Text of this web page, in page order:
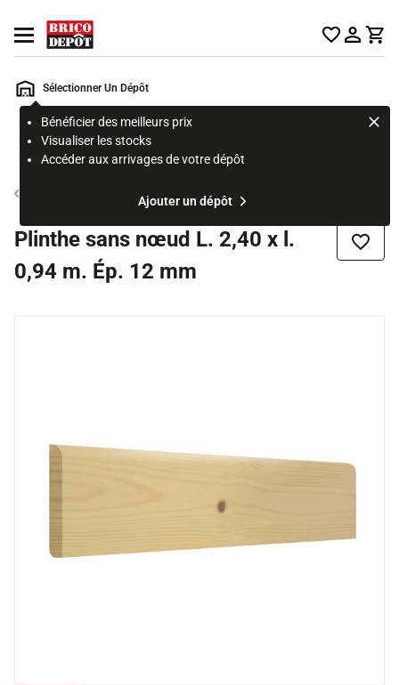
Ouvrir le menu
Sélectionner Un Dépôt
Bénéficier des meilleurs prix
Visualiser les stocks
Accéder aux arrivages de votre dépôt
Ajouter un dépôt
Rechercher
page
Plinthe sans nœud L. 2,40 x l.
0,94 m. Ép. 12 mm